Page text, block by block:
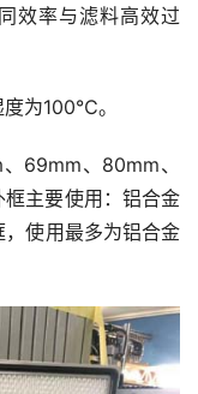
效率与滤料高效过
为100℃。
69mm、80mm、
主要使用：铝合金
使用最多为铝合金